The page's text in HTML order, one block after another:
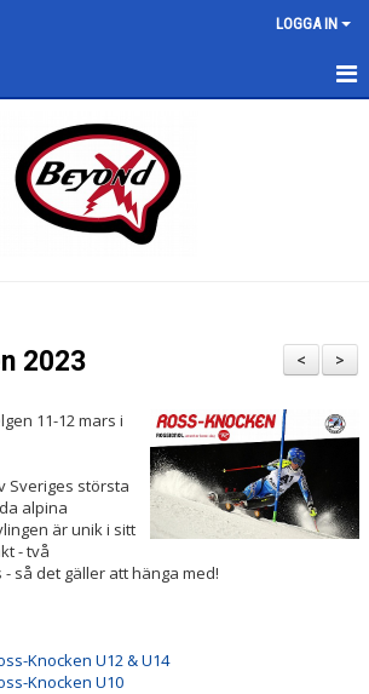
LOGGA IN
>
<
2023
11-12 mars i
Sveriges största
alpina
är unik i sitt
- två
så det gäller att hänga med!
Knocken U12 & U14
Knocken U10